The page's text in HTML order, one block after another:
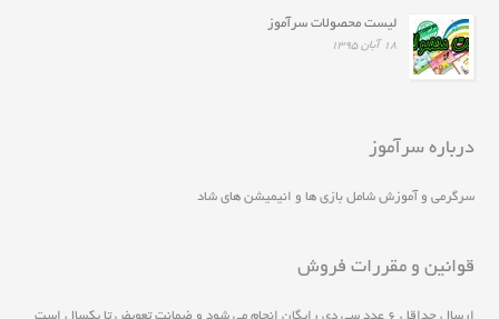
لیست محصولات سرآموز
۱۸ آبان ۱۳۹۵
درباره سرآموز
سرگرمی و آموزش شامل بازی ها و انیمیشن های شاد
قوانین و مقررات فروش